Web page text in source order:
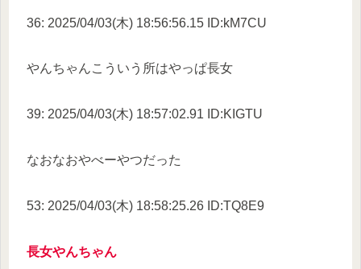
36: 2025/04/03(木) 18:56:56.15 ID:kM7CU
やんちゃんこういう所はやっぱ長女
39: 2025/04/03(木) 18:57:02.91 ID:KIGTU
なおなおやべーやつだった
53: 2025/04/03(木) 18:58:25.26 ID:TQ8E9
長女やんちゃん